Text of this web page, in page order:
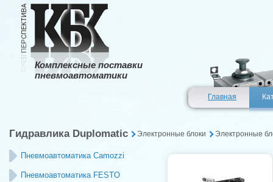
Комплексные поставки
пневмоавтоматики
Главная
Гидравлика Duplomatic Электронные блоки Электронные
Пневмоавтоматика Camozzi
Пневмоавтоматика FESTO